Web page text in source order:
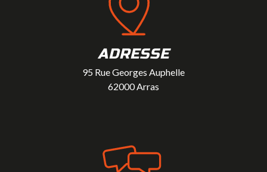
ADRESSE
95 Rue Georges Auphelle
62000 Arras